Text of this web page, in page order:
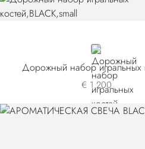
BLACK
Дорожный набор игральных
€ 1.200